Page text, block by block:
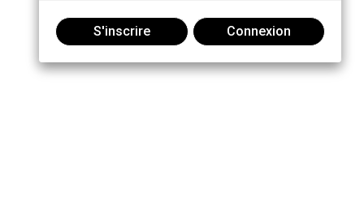
S'inscrire Connexion